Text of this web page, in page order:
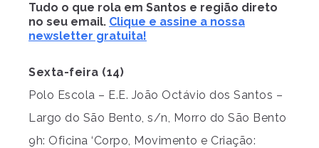
Tudo o que rola em Santos e região direto
no seu email. Clique e assine a nossa
newsletter gratuita!
Sexta-feira (14)
Polo Escola – E.E. João Octávio dos Santos –
Largo do São Bento, s/n, Morro do São Bento
9h: Oficina ‘Corpo, Movimento e Criação: